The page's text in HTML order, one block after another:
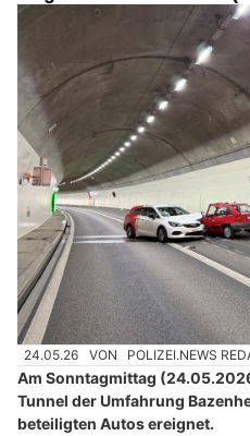
24.05.26 VON POLIZEI.NEWS
Am Sonntagmittag
Tunnel der Umfahrung
beteiligten Autos ereignet.